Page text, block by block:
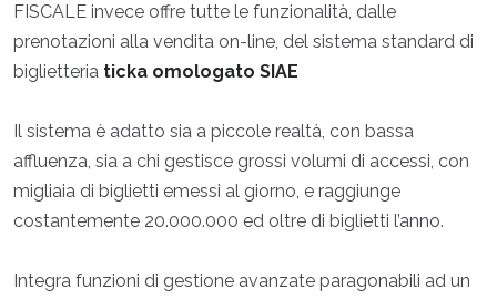
FISCALE invece offre tutte le funzionalità, dalle
prenotazioni alla vendita on-line, del sistema standard di
biglietteria ticka omologato SIAE
Il sistema è adatto sia a piccole realtà, con bassa
affluenza, sia a chi gestisce grossi volumi di accessi, con
migliaia di biglietti emessi al giorno, e raggiunge
costantemente 20.000.000 ed oltre di biglietti l’anno.
Integra funzioni di gestione avanzate paragonabili ad un